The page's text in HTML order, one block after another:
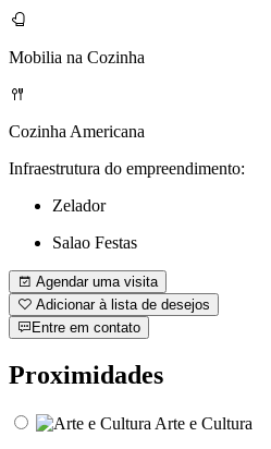
Mobilia na Cozinha
Cozinha Americana
Infraestrutura do empreendimento:
Zelador
Salao Festas
Agendar uma visita
Adicionar à lista de desejos
Entre em contato
Proximidades
Arte e Cultura